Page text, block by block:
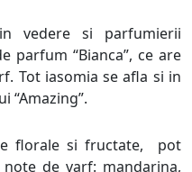
vedere si parfumierii
parfum “Bianca”, ce are
Tot iasomia se afla si in
“Amazing”.
florale si fructate, pot
note de varf: mandarina,